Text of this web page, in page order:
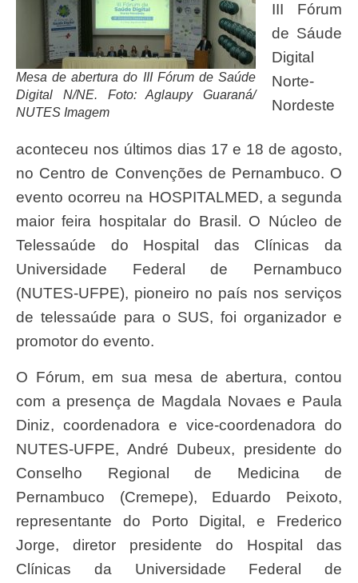
Mesa de abertura do III Fórum de Saúde
Digital N/NE. Foto: Aglaupy Guaraná/
NUTES Imagem
III Fórum
de Sáude
Digital
Norte-
Nordeste
aconteceu nos últimos dias 17 e 18 de agosto,
no Centro de Convenções de Pernambuco. O
evento ocorreu na HOSPITALMED, a segunda
maior feira hospitalar do Brasil. O Núcleo de
Telessaúde do Hospital das Clínicas da
Universidade Federal de Pernambuco
(NUTES-UFPE), pioneiro no país nos serviços
de telessaúde para o SUS, foi organizador e
promotor do evento.
O Fórum, em sua mesa de abertura, contou
com a presença de Magdala Novaes e Paula
Diniz, coordenadora e vice-coordenadora do
NUTES-UFPE, André Dubeux, presidente do
Conselho Regional de Medicina de
Pernambuco (Cremepe), Eduardo Peixoto,
representante do Porto Digital, e Frederico
Jorge, diretor presidente do Hospital das
Clínicas da Universidade Federal de